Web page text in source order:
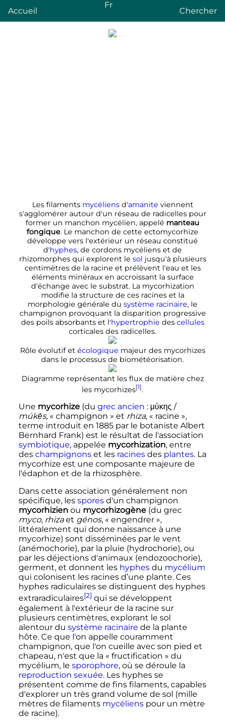
Accueil
Fr
Chercher
Les filaments mycéliensd'amanite viennent
s'agglomérer autour d'un réseau de radicelles pour
former un manchon mycélien, appelé manteau
fongique. Le manchon de cette ectomycorhize
développe vers l'extérieur un réseau constitué
d'hyphes, de cordons mycéliens et de
rhizomorphes qui explorent le sol jusqu'à plusieurs
centimètres de la racine et prélèvent l'eau et les
éléments minéraux en accroissant la surface
d'échange avec le substrat. La mycorhization
modifie la structure de ces racines et la
morphologie générale du système racinaire, le
champignon provoquant la disparition progressive
des poils absorbants et l'hypertrophie des cellules
corticales des radicelles.
Rôle évolutif et écologique majeur des mycorhizes
dans le processus de biométéorisation.
Diagramme représentant les flux de matière chez
les mycorhizes[1].
Une mycorhize(du grec ancien : μύκης /
múkēs, « champignon » et rhiza, « racine »,
terme introduit en 1885 par le botaniste Albert
Bernhard Frank) est le résultat de l'association
symbiotique, appelée mycorhization, entre
des champignonset les racinesdes plantes. La
mycorhize est une composante majeure de
l'édaphon et de la rhizosphère.
Dans cette association généralement non
spécifique, les sporesd'un champignon
mycorhizien ou mycorhizogène(du grec
myco, rhizaet génos, « engendrer »,
littéralement qui donne naissance à une
mycorhize) sont disséminées par le vent
(anémochorie), par la pluie (hydrochorie), ou
par les déjections d'animaux (endozoochorie),
germent, et donnent les hyphesdu mycélium
qui colonisent les racines d’une plante. Ces
hyphes radiculaires se distinguent des hyphes
extraradiculaires[2] qui se développent
également à l'extérieur de la racine sur
plusieurs centimètres, explorant le sol
alentour du système racinaire de la plante
hôte. Ce que l'on appelle couramment
champignon, que l'on cueille avec son pied et
chapeau, n'est que la « fructification » du
mycélium, le sporophore, où se déroule la
reproduction sexuée. Les hyphes se
présentent comme de fins filaments, capables
d'explorer un très grand volume de sol (mille
mètres de filaments mycélienspour un mètre
de racine).